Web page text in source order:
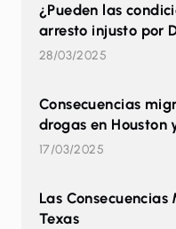
¿Pueden las
arresto injusto por
28/03/2025
Consecuencias
drogas en Houston
17/03/2025
Las
Texas